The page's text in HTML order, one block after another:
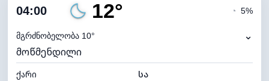
ღრუბლიანობა
ნამის წერტილი
ხილვადობა
განათების ინდექსი 0 (ბნელი)
04:00 12°
მგრძნობელობა 10°
◔ 5%
⌄
მოწმენდილი
ქარი
სა